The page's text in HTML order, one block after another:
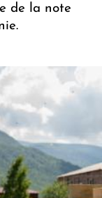
de la note